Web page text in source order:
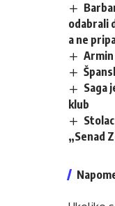
odabrali
a ne
Armin
Saga
klub
„Senad